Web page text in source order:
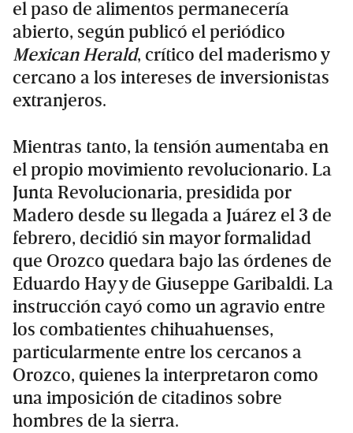
el paso de alimentos permanecería
abierto, según publicó el periódico
Mexican Herald, crítico del maderismo y
cercano a los intereses de inversionistas
extranjeros.
Mientras tanto, la tensión aumentaba en
el propio movimiento revolucionario. La
Junta Revolucionaria, presidida por
Madero desde su llegada a Juárez el 3 de
febrero, decidió sin mayor formalidad
que Orozco quedara bajo las órdenes de
Eduardo Hay y de Giuseppe Garibaldi. La
instrucción cayó como un agravio entre
los combatientes chihuahuenses,
particularmente entre los cercanos a
Orozco, quienes la interpretaron como
una imposición de citadinos sobre
hombres de la sierra.